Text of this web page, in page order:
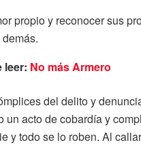
propio y reconocer sus
leer: No más Armero
del delito y
un acto de cobardía y
y todo se lo roben. Al